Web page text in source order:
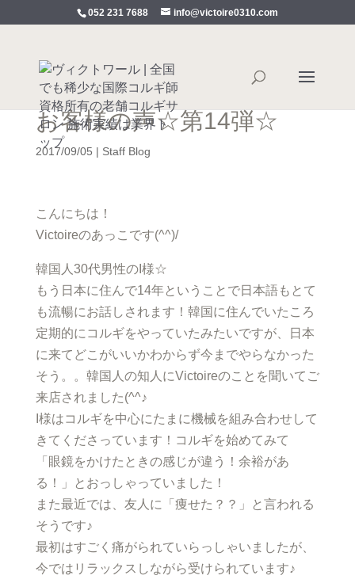
052 231 7688 info@victoire0310.com
お客様の声☆第14弾☆
2017/09/05 | Staff Blog
こんにちは！
Victoireのあっこです(^^)/
韓国人30代男性のI様☆
もう日本に住んで14年ということで日本語もとて
も流暢にお話しされます！韓国に住んでいたころ
定期的にコルギをやっていたみたいですが、日本
に来てどこがいいかわからず今までやらなかった
そう。。韓国人の知人にVictoireのことを聞いてご
来店されました(^^♪
I様はコルギを中心にたまに機械を組み合わせして
きてくださっています！コルギを始めてみて
「眼鏡をかけたときの感じが違う！余裕があ
る！」とおっしゃっていました！
また最近では、友人に「痩せた？？」と言われる
そうです♪
最初はすごく痛がられていらっしゃいましたが、
今ではリラックスしながら受けられています♪